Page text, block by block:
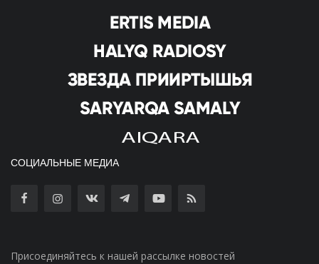
СОЦИАЛЬНЫЕ МЕДИА
Присоединяйтесь к нашей рассылке новостей